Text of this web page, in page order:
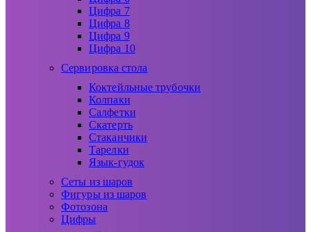
Цифра 7
Цифра 8
Цифра 9
Цифра 10
Сервировка стола
Коктейльные трубочки
Колпаки
Салфетки
Скатерть
Стаканчики
Тарелки
Язык-гудок
Сеты из шаров
Фигуры из шаров
Фотозона
Цифры